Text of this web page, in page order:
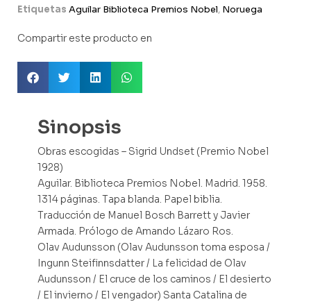
Etiquetas Aguilar Biblioteca Premios Nobel, Noruega
Compartir este producto en
Sinopsis
Obras escogidas – Sigrid Undset (Premio Nobel
1928)
Aguilar. Biblioteca Premios Nobel. Madrid. 1958.
1314 páginas. Tapa blanda. Papel biblia.
Traducción de Manuel Bosch Barrett y Javier
Armada. Prólogo de Amando Lázaro Ros.
Olav Audunsson (Olav Audunsson toma esposa /
Ingunn Steifinnsdatter / La felicidad de Olav
Audunsson / El cruce de los caminos / El desierto
/ El invierno / El vengador) Santa Catalina de